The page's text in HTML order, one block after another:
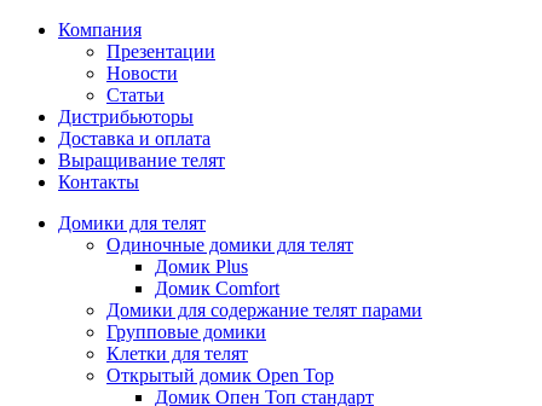
Компания
Презентации
Новости
Статьи
Дистрибьюторы
Доставка и оплата
Выращивание телят
Контакты
Домики для телят
Одиночные домики для телят
Домик Plus
Домик Comfort
Домики для содержание телят парами
Групповые домики
Клетки для телят
Открытый домик Open Top
Домик Опен Топ стандарт